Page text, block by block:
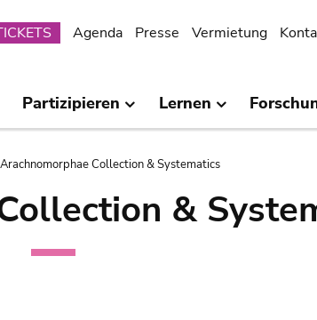
Agenda Presse Vermietung
Partizipieren Lernen
Arachnomorphae Collection & Systematics
&